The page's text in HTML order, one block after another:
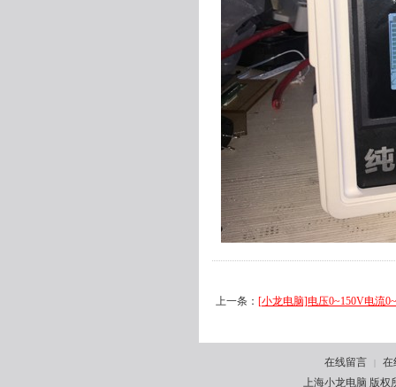
上一条： [小龙电脑]电压0~150V电流
在线留言
在
上海小龙电脑 版权